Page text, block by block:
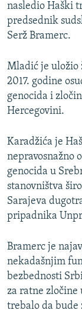
nasledio Haški
predsednik
Serž Bramerc.
Mladić je uložio
2017. godine
genocida i
Hercegovini.
Karadžića je
nepravosnažno
genocida u
stanovništva
Sarajeva
pripadnika
Bramerc je
nekadašnjim
bezbednosti
za ratne zločine
trebalo da bude